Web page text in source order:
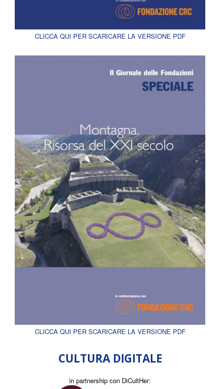
CLICCA QUI PER SCARICARE LA VERSIONE PDF
CLICCA QUI PER SCARICARE LA VERSIONE PDF
CULTURA DIGITALE
in partnership con DiCultHer: